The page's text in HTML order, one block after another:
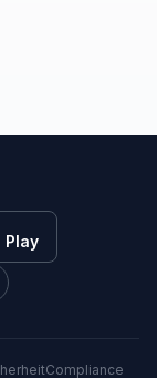
Play
Compliance